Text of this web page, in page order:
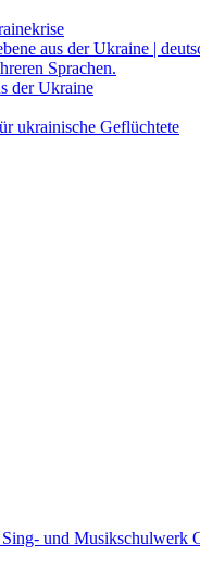
aus der Ukraine |
Sprachen.
der Ukraine
ukrainische Geflüchtete
und Musikschulwerk